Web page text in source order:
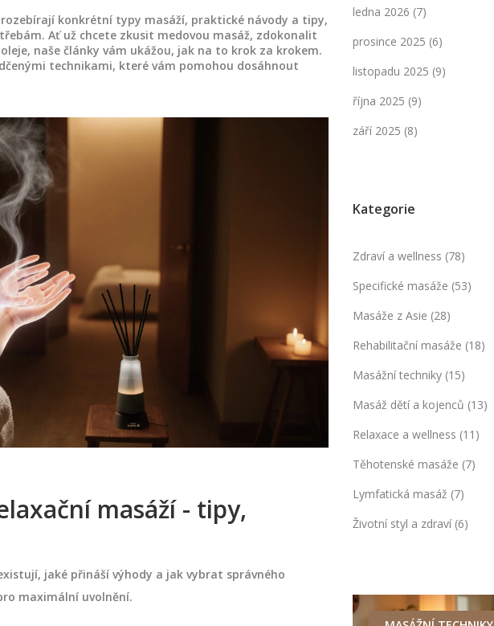
konkrétní typy masáží, praktické návody a tipy,
Ať už chcete zkusit medovou masáž, zdokonalit
naše články vám ukážou, jak na to krok za krokem.
technikami, které vám pomohou dosáhnout
masáží - tipy,
jaké přináší výhody a jak vybrat správného
maximální uvolnění.
ledna 2026 (7)
prosince 2025 (6)
listopadu 2025 (9)
října 2025 (9)
září 2025 (8)
Kategorie
Zdraví a wellness (78)
Specifické masáže (53)
Masáže z Asie (28)
Rehabilitační masáže (18)
Masážní techniky (15)
Masáž dětí a kojenců (13)
Relaxace a wellness (11)
Těhotenské masáže (7)
Lymfatická masáž (7)
Životní styl a zdraví (6)